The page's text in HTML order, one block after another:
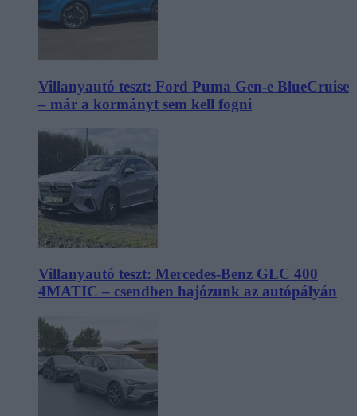
Villanyautó teszt: Ford Puma Gen-e BlueCruise
– már a kormányt sem kell fogni
Villanyautó teszt: Mercedes-Benz GLC 400
4MATIC – csendben hajózunk az autópályán